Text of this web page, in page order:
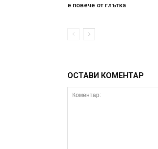
е повече от глътка
ОСТАВИ КОМЕНТАР